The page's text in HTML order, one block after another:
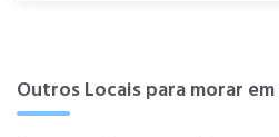
Outros Locais para morar